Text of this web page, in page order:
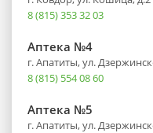
8 (815) 353 32 03
Аптека №4
г. Апатиты, ул.
8 (815) 554 08 60
Аптека №5
г. Апатиты, ул.